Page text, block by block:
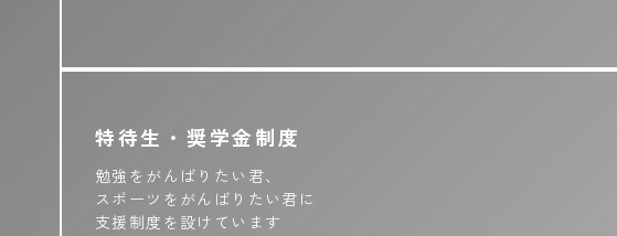
特待生・奨学金制度
勉強をがんばりたい君、
スポーツをがんばりたい君に
支援制度を設けています